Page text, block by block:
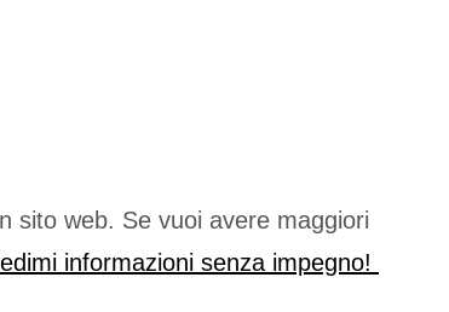
sito web. Se vuoi avere maggiori
informazioni senza impegno!